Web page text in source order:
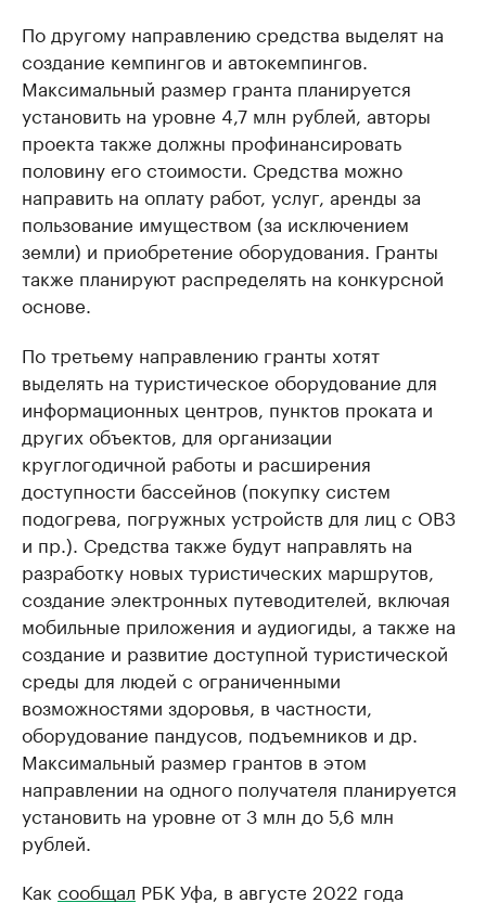
По другому направлению средства выделят на
создание кемпингов и автокемпингов.
Максимальный размер гранта планируется
установить на уровне 4,7 млн рублей, авторы
проекта также должны профинансировать
половину его стоимости. Средства можно
направить на оплату работ, услуг, аренды за
пользование имуществом (за исключением
земли) и приобретение оборудования. Гранты
также планируют распределять на конкурсной
основе.
По третьему направлению гранты хотят
выделять на туристическое оборудование для
информационных центров, пунктов проката и
других объектов, для организации
круглогодичной работы и расширения
доступности бассейнов (покупку систем
подогрева, погружных устройств для лиц с ОВЗ
и пр.). Средства также будут направлять на
разработку новых туристических маршрутов,
создание электронных путеводителей, включая
мобильные приложения и аудиогиды, а также на
создание и развитие доступной туристической
среды для людей с ограниченными
возможностями здоровья, в частности,
оборудование пандусов, подъемников и др.
Максимальный размер грантов в этом
направлении на одного получателя планируется
установить на уровне от 3 млн до 5,6 млн
рублей.
Как сообщал РБК Уфа, в августе 2022 года